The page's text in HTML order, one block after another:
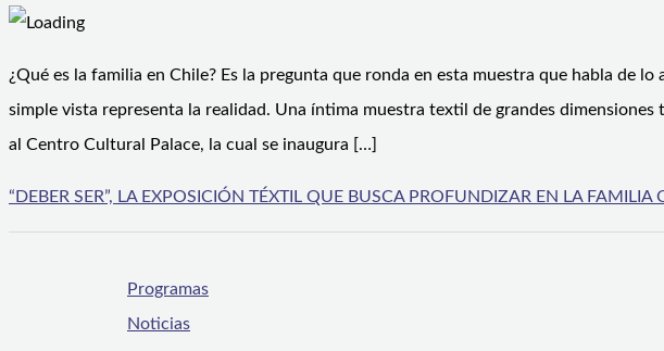
¿Qué es la familia en Chile? Es la pregunta que ronda en esta muestra que habla de
simple vista representa la realidad. Una íntima muestra textil de grandes dimensiones
al Centro Cultural Palace, la cual se inaugura […]
“DEBER SER”, LA EXPOSICIÓN TÉXTIL QUE BUSCA PROFUNDIZAR EN LA FAMILIA
Programas
Noticias